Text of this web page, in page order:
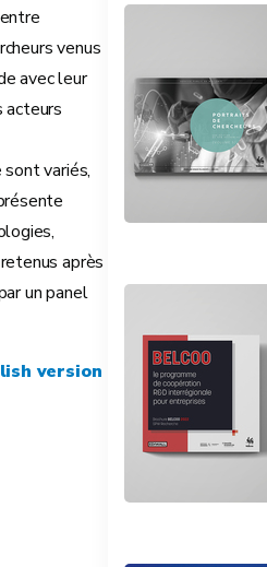
venus
avec leur
acteurs
variés,
après
un panel
version